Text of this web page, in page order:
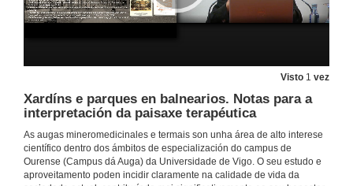
Visto 1 vez
Xardíns e parques en balnearios. Notas para a
interpretación da paisaxe terapéutica
As augas mineromedicinales e termais son unha área de alto interese
científico dentro dos ámbitos de especialización do campus de
Ourense (Campus dá Auga) da Universidade de Vigo. O seu estudo e
aproveitamento poden incidir claramente na calidade de vida da
19 de set. de 2019
19 de set. de 2019